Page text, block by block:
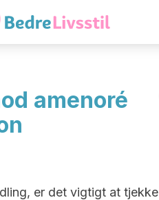
amenoré
er det vigtigt at tjekke